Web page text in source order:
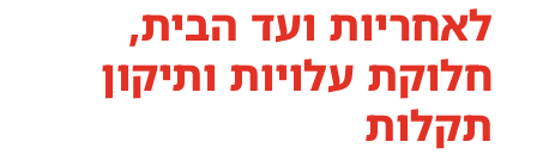
לאחריות ועד הבית,
חלוקת עלויות ותיקון
תקלות